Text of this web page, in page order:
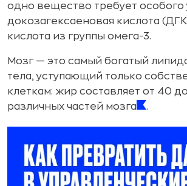
одно вещество требует особого
докозагексаеновая кислота
кислота из группы омега-3.
Мозг — это самый богатый
тела, уступающий только
клеткам: жир составляет от 40
различных частей мозга
.